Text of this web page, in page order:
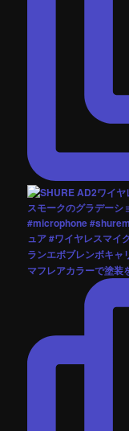
ランエボブレンボキャ
マフレアカラーで塗装